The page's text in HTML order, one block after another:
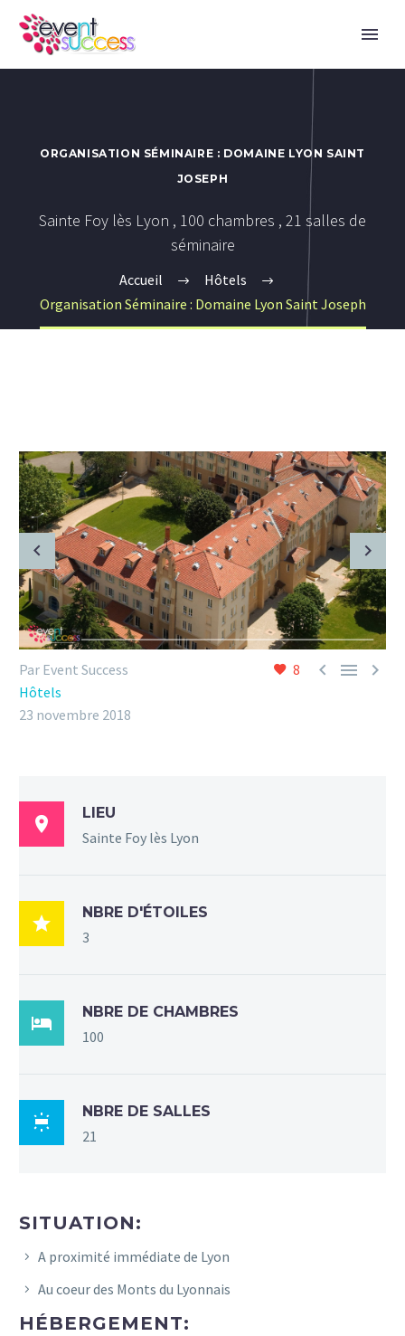
ORGANISATION SÉMINAIRE : DOMAINE LYON SAINT
JOSEPH
Sainte Foy lès Lyon , 100 chambres , 21 salles de
séminaire
Accueil
Hôtels
Organisation Séminaire : Domaine Lyon Saint Joseph
8   
Par Event Success
Hôtels
23 novembre 2018

LIEU
Sainte Foy lès Lyon

NBRE D'ÉTOILES
3

NBRE DE CHAMBRES
100

NBRE DE SALLES
21
SITUATION:
A proximité immédiate de Lyon
Au coeur des Monts du Lyonnais
HÉBERGEMENT: